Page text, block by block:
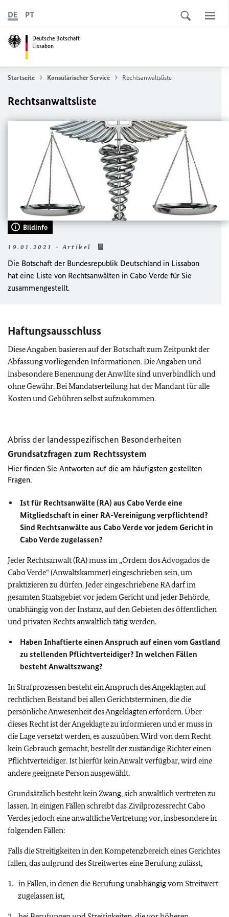
Deutsche Botschaft
Lissabon
DE PT
Startseite Konsularischer Service Rechtsanwaltsliste
Rechtsanwaltsliste
Bildinfo
19.01.2021 - Artikel
Die Botschaft der Bundesrepublik Deutschland in Lissabon
hat eine Liste von Rechtsanwälten in Cabo Verde für Sie
zusammengestellt.
Haftungsausschluss
Diese Angaben basieren auf der Botschaft zum Zeitpunkt der
Abfassung vorliegenden Informationen. Die Angaben und
insbesondere Benennung der Anwälte sind unverbindlich und
ohne Gewähr. Bei Mandatserteilung hat der Mandant für alle
Kosten und Gebühren selbst aufzukommen.
Abriss der landesspezifischen Besonderheiten
Grundsatzfragen zum Rechtssystem
Hier finden Sie Antworten auf die am häufigsten gestellten
Fragen.
Ist für Rechtsanwälte (RA) aus Cabo Verde eine
Mitgliedschaft in einer RA-Vereinigung verpflichtend?
Sind Rechtsanwälte aus Cabo Verde vor jedem Gericht in
Cabo Verde zugelassen?
Jeder Rechtsanwalt (RA) muss im „Ordem dos Advogados de
Cabo Verde“ (Anwaltskammer) eingeschrieben sein, um
praktizieren zu dürfen. Jeder eingeschriebene RA darf im
gesamten Staatsgebiet vor jedem Gericht und jeder Behörde,
unabhängig von der Instanz, auf den Gebieten des öffentlichen
und privaten Rechts anwaltlich tätig werden.
Haben Inhaftierte einen Anspruch auf einen vom Gastland
zu stellenden Pflichtverteidiger? In welchen Fällen
besteht Anwaltszwang?
In Strafprozessen besteht ein Anspruch des Angeklagten auf
rechtlichen Beistand bei allen Gerichtsterminen, die die
persönliche Anwesenheit des Angeklagten erfordern. Über
dieses Recht ist der Angeklagte zu informieren und er muss in
die Lage versetzt werden, es auszuüben. Wird von dem Recht
kein Gebrauch gemacht, bestellt der zuständige Richter einen
Pflichtverteidiger. Ist hierfür kein Anwalt verfügbar, wird eine
andere geeignete Person ausgewählt.
Grundsätzlich besteht kein Zwang, sich anwaltlich vertreten zu
lassen. In einigen Fällen schreibt das Zivilprozessrecht Cabo
Verdes jedoch eine anwaltliche Vertretung vor, insbesondere in
folgenden Fällen:
Falls die Streitigkeiten in den Kompetenzbereich eines Gerichtes
fallen, das aufgrund des Streitwertes eine Berufung zulässt,
in Fällen, in denen die Berufung unabhängig vom Streitwert
zugelassen ist,